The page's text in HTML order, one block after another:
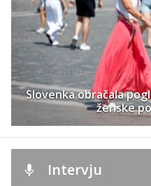
Slovenka obračala
ženske
Intervju